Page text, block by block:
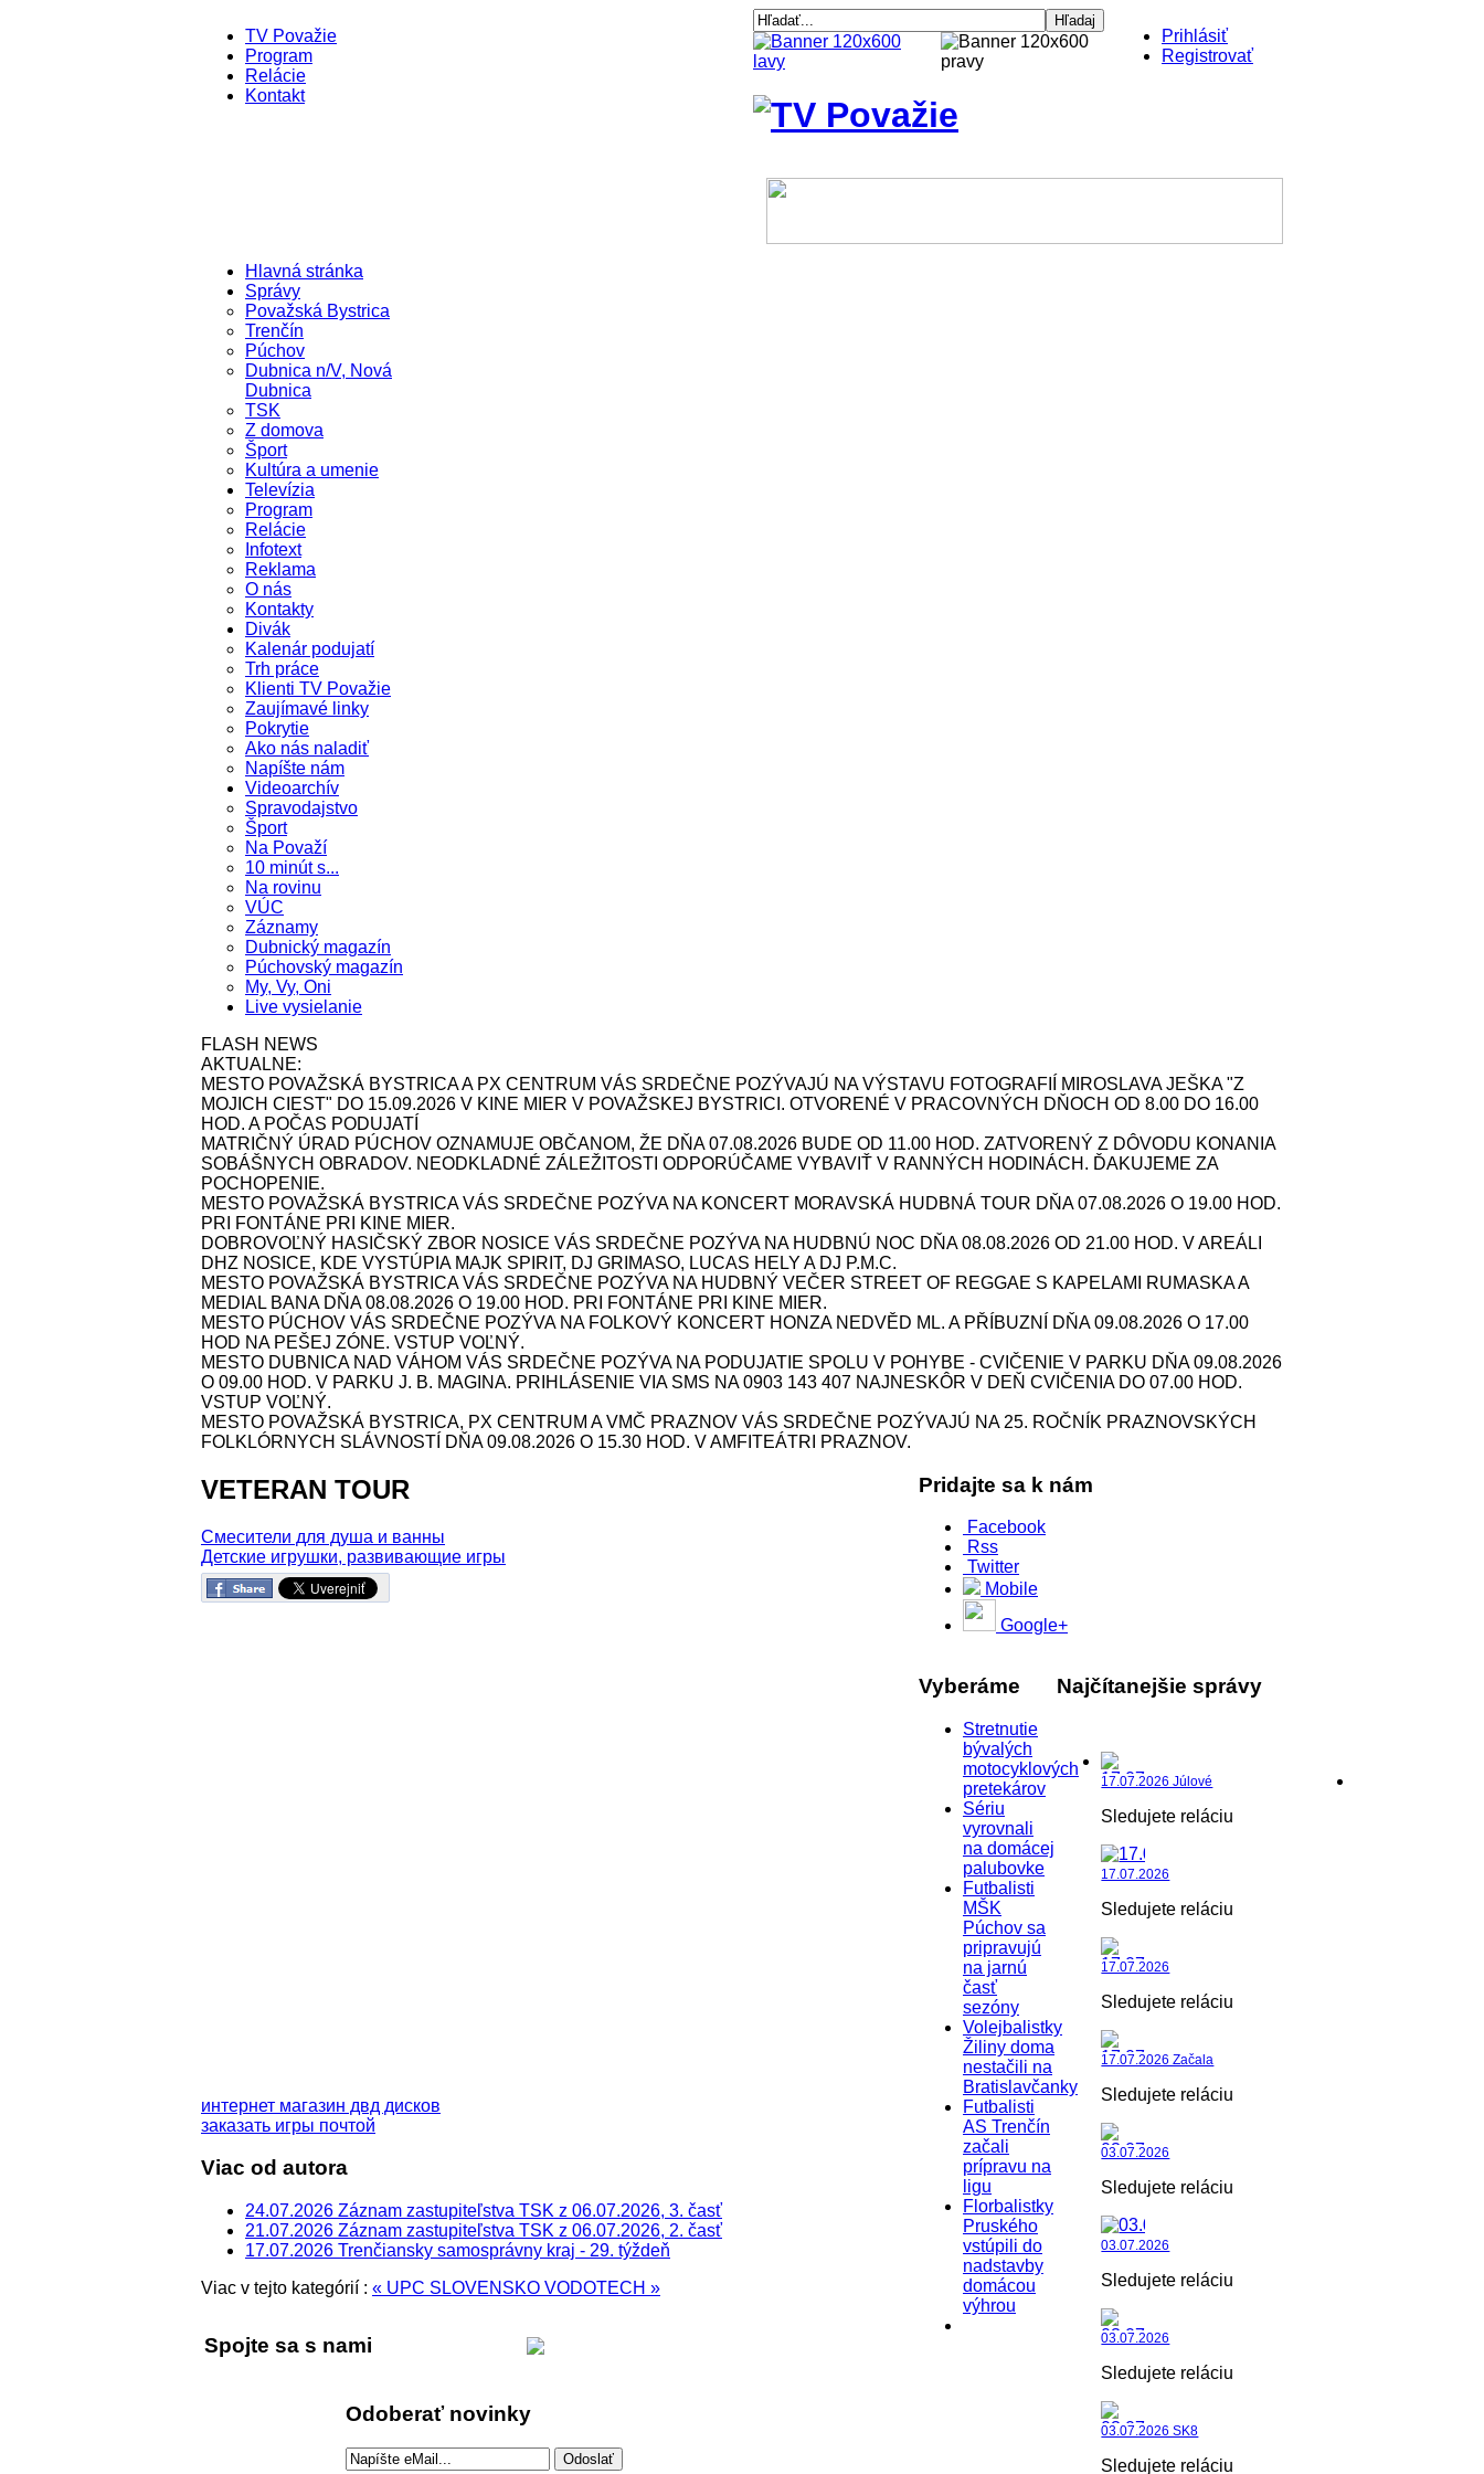
TV Považie
Program
Relácie
Kontakt
Prihlásiť
Registrovať
Hlavná stránka
Správy
Považská Bystrica
Trenčín
Púchov
Dubnica n/V, Nová
Dubnica
TSK
Z domova
Šport
Kultúra a umenie
Televízia
Program
Relácie
Infotext
Reklama
O nás
Kontakty
Divák
Kalenár podujatí
Trh práce
Klienti TV Považie
Zaujímavé linky
Pokrytie
Ako nás naladiť
Napíšte nám
Videoarchív
Spravodajstvo
Šport
Na Považí
10 minút s...
Na rovinu
VÚC
Záznamy
Dubnický magazín
Púchovský magazín
My, Vy, Oni
Live vysielanie
FLASH NEWS
AKTUALNE:
MESTO POVAŽSKÁ BYSTRICA A PX CENTRUM VÁS SRDEČNE POZÝVAJÚ NA VÝSTAVU FOTOGRAFIÍ MIROSLAVA JEŠKA "Z
MOJICH CIEST" DO 15.09.2026 V KINE MIER V POVAŽSKEJ BYSTRICI. OTVORENÉ V PRACOVNÝCH DŇOCH OD 8.00 DO 16.00
HOD. A POČAS PODUJATÍ
MATRIČNÝ ÚRAD PÚCHOV OZNAMUJE OBČANOM, ŽE DŇA 07.08.2026 BUDE OD 11.00 HOD. ZATVORENÝ Z DÔVODU KONANIA
SOBÁŠNYCH OBRADOV. NEODKLADNÉ ZÁLEŽITOSTI ODPORÚČAME VYBAVIŤ V RANNÝCH HODINÁCH. ĎAKUJEME ZA
POCHOPENIE.
MESTO POVAŽSKÁ BYSTRICA VÁS SRDEČNE POZÝVA NA KONCERT MORAVSKÁ HUDBNÁ TOUR DŇA 07.08.2026 O 19.00 HOD.
PRI FONTÁNE PRI KINE MIER.
DOBROVOĽNÝ HASIČSKÝ ZBOR NOSICE VÁS SRDEČNE POZÝVA NA HUDBNÚ NOC DŇA 08.08.2026 OD 21.00 HOD. V AREÁLI
DHZ NOSICE, KDE VYSTÚPIA MAJK SPIRIT, DJ GRIMASO, LUCAS HELY A DJ P.M.C.
MESTO POVAŽSKÁ BYSTRICA VÁS SRDEČNE POZÝVA NA HUDBNÝ VEČER STREET OF REGGAE S KAPELAMI RUMASKA A
MEDIAL BANA DŇA 08.08.2026 O 19.00 HOD. PRI FONTÁNE PRI KINE MIER.
MESTO PÚCHOV VÁS SRDEČNE POZÝVA NA FOLKOVÝ KONCERT HONZA NEDVĚD ML. A PŘÍBUZNÍ DŇA 09.08.2026 O 17.00
HOD NA PEŠEJ ZÓNE. VSTUP VOĽNÝ.
MESTO DUBNICA NAD VÁHOM VÁS SRDEČNE POZÝVA NA PODUJATIE SPOLU V POHYBE - CVIČENIE V PARKU DŇA 09.08.2026
O 09.00 HOD. V PARKU J. B. MAGINA. PRIHLÁSENIE VIA SMS NA 0903 143 407 NAJNESKÔR V DEŇ CVIČENIA DO 07.00 HOD.
VSTUP VOĽNÝ.
MESTO POVAŽSKÁ BYSTRICA, PX CENTRUM A VMČ PRAZNOV VÁS SRDEČNE POZÝVAJÚ NA 25. ROČNÍK PRAZNOVSKÝCH
FOLKLÓRNYCH SLÁVNOSTÍ DŇA 09.08.2026 O 15.30 HOD. V AMFITEÁTRI PRAZNOV.
VETERAN TOUR
Смесители для душа и ванны
Детские игрушки, развивающие игры
интернет магазин двд дисков
заказать игры почтой
Viac od autora
24.07.2026 Záznam zastupiteľstva TSK z 06.07.2026, 3. časť
21.07.2026 Záznam zastupiteľstva TSK z 06.07.2026, 2. časť
17.07.2026 Trenčiansky samosprávny kraj - 29. týždeň
Viac v tejto kategórií : « UPC SLOVENSKO VODOTECH »
Pridajte sa k nám
Facebook
Rss
Twitter
Mobile
Google+
Vyberáme
Stretnutie
bývalých
motocyklových
pretekárov
Sériu
vyrovnali
na domácej
palubovke
Futbalisti
MŠK
Púchov sa
pripravujú
na jarnú
časť
sezóny
Volejbalistky
Žiliny doma
nestačili na
Bratislavčanky
Futbalisti
AS Trenčín
začali
prípravu na
ligu
Florbalistky
Pruského
vstúpili do
nadstavby
domácou
výhrou
Najčítanejšie správy
17.07.2026 Júlové
Sledujete reláciu
17.07.2026
Sledujete reláciu
17.07.2026
Sledujete reláciu
17.07.2026 Začala
Sledujete reláciu
03.07.2026
Sledujete reláciu
03.07.2026
Sledujete reláciu
03.07.2026
Sledujete reláciu
03.07.2026 SK8
Sledujete reláciu
Spojte sa s nami
Odoberať novinky